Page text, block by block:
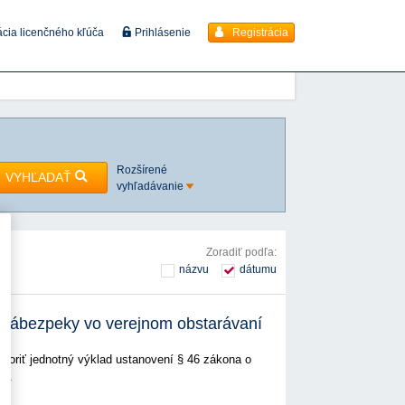
licenčného kľúča Prihlásenie Registrácia
VYHĽADAŤ
Rozšírené
vyhľadávanie
Zoradiť podľa:
názvu
dátumu
vo verejnom obstarávaní
jednotný výklad ustanovení § 46 zákona o